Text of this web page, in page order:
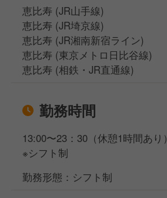
恵比寿 (JR山手線)
恵比寿 (JR埼京線)
恵比寿 (JR湘南新宿ライン)
恵比寿 (東京メトロ日比谷線)
恵比寿 (相鉄・JR直通線)
勤務時間
13:00〜23：30（休憩1時間あり）
※シフト制
勤務形態：シフト制